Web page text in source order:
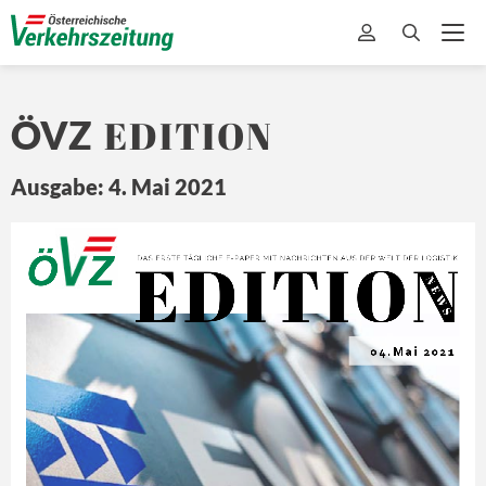
ÖVZ EDITION
Ausgabe: 4. Mai 2021
Z
Ö EDITION
DAS ERSTE TÄ GLICHE E- PAPER MIT NA CHRICHTEN A US DER WELT DER LOGISTIK
N E
W S
04.Mai 2021